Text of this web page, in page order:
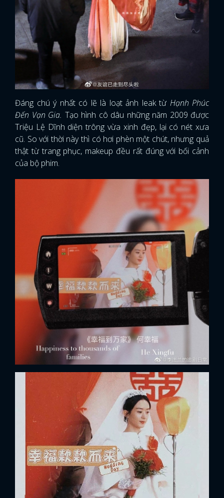
Đáng chú ý nhất có lẽ là loạt ảnh leak từ Hạnh Phúc
Đến Vạn Gia. Tạo hình cô dâu những năm 2009 được
Triệu Lệ Dĩnh diện trông vừa xinh đẹp, lại có nét xưa
cũ. So với thời này thì có hơi phèn một chút, nhưng quả
thật từ trang phục, makeup đều rất đúng với bối cảnh
của bộ phim.